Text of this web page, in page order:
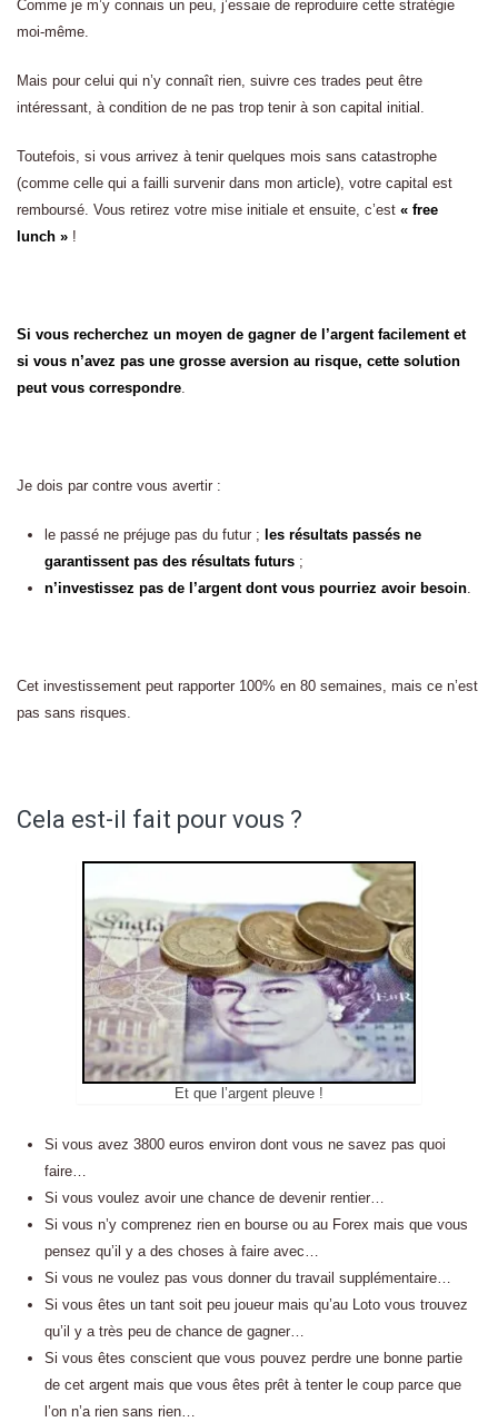
Comme je m’y connais un peu, j’essaie de reproduire cette stratégie
moi-même.
Mais pour celui qui n’y connaît rien, suivre ces trades peut être
intéressant, à condition de ne pas trop tenir à son capital initial.
Toutefois, si vous arrivez à tenir quelques mois sans catastrophe
(comme celle qui a failli survenir dans mon article), votre capital est
remboursé. Vous retirez votre mise initiale et ensuite, c’est « free
lunch » !
Si vous recherchez un moyen de gagner de l’argent facilement et
si vous n’avez pas une grosse aversion au risque, cette solution
peut vous correspondre
Je dois par contre vous avertir :
le passé ne préjuge pas du futur ; les résultats passés ne
garantissent pas des résultats futurs ;
n’investissez pas de l’argent dont vous pourriez avoir besoin
Cet investissement peut rapporter 100% en 80 semaines, mais ce n’est
pas sans risques.
Cela est-il fait pour vous ?
Et que l’argent pleuve !
Si vous avez 3800 euros environ dont vous ne savez pas quoi
faire…
Si vous voulez avoir une chance de devenir rentier…
Si vous n’y comprenez rien en bourse ou au Forex mais que vous
pensez qu’il y a des choses à faire avec…
Si vous ne voulez pas vous donner du travail supplémentaire…
Si vous êtes un tant soit peu joueur mais qu’au Loto vous trouvez
qu’il y a très peu de chance de gagner…
Si vous êtes conscient que vous pouvez perdre une bonne partie
de cet argent mais que vous êtes prêt à tenter le coup parce que
l’on n’a rien sans rien…